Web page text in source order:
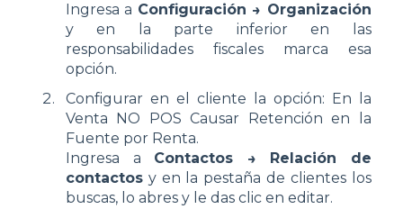
Ingresa a Configuración → Organización
y en la parte inferior en las
responsabilidades fiscales marca esa
opción.
Configurar en el cliente la opción: En la
Venta NO POS Causar Retención en la
Fuente por Renta.
Ingresa a Contactos → Relación de
contactos y en la pestaña de clientes los
buscas, lo abres y le das clic en editar.